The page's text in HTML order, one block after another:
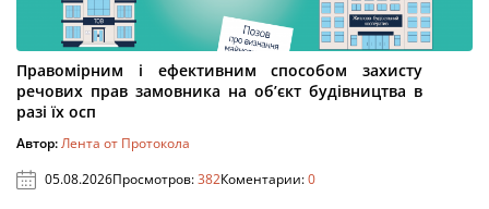
Правомірним і ефективним способом захисту
речових прав замовника на об’єкт будівництва в
разі їх осп
Автор:Лента от Протокола
05.08.2026Просмотров:382Коментарии:0